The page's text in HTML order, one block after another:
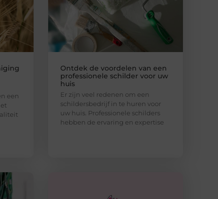
een
Ontdek de voordelen van een
professionele schilder voor uw
huis
Er zijn veel redenen om een
schildersbedrijf in te huren voor
uw huis. Professionele schilders
hebben de ervaring en expertise